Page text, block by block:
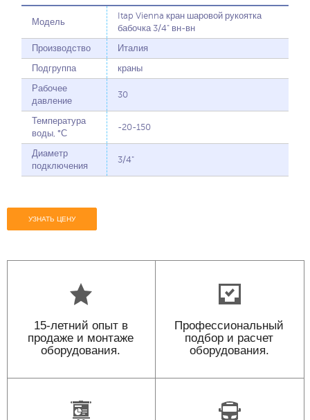
Модель
Itap Vienna кран шаровой рукоятка
бабочка 3/4" вн-вн
Производство Италия
Подгруппа краны
Рабочее
давление
30
Температура
воды, °С
-20-150
Диаметр
подключения
3/4"
УЗНАТЬ ЦЕНУ
15-летний опыт в
продаже и монтаже
оборудования.
Профессиональный
подбор и расчет
оборудования.